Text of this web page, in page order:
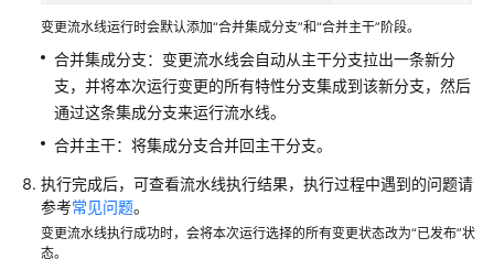
变更流水线运行时会默认添加“合并集成分支”和“合并主干”阶段。
合并集成分支：变更流水线会自动从主干分支拉出一条新分
支，并将本次运行变更的所有特性分支集成到该新分支，然后
通过这条集成分支来运行流水线。
合并主干：将集成分支合并回主干分支。
执行完成后，可查看流水线执行结果，执行过程中遇到的问题请
参考常见问题。
变更流水线执行成功时，会将本次运行选择的所有变更状态改为“已发布”状
态。